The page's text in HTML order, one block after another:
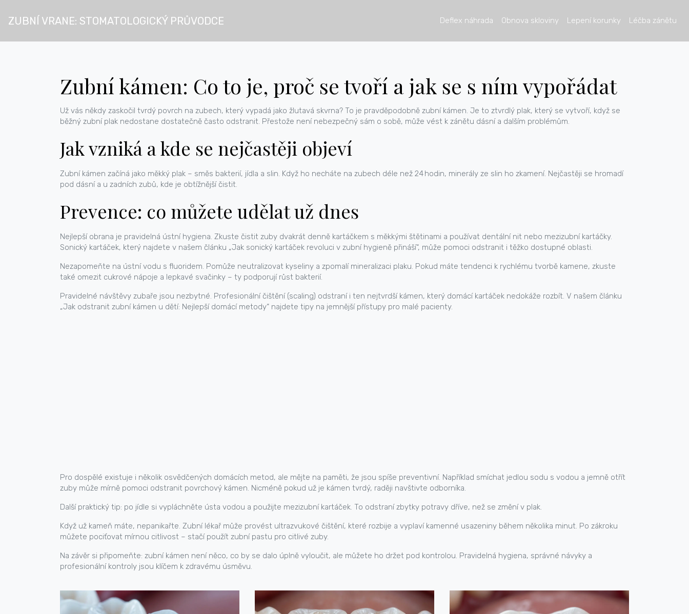
ZUBNÍ VRANE: STOMATOLOGICKÝ PRŮVODCE Deflex náhrada Obnova skloviny Lepení korunky Léčba zánětu
Zubní kámen: Co to je, proč se tvoří a jak se s ním vypořádat
Už vás někdy zaskočil tvrdý povrch na zubech, který vypadá jako žlutavá skvrna? To je pravděpodobně zubní kámen. Je to ztvrdlý plak, který se vytvoří, když se
běžný zubní plak nedostane dostatečně často odstranit. Přestože není nebezpečný sám o sobě, může vést k zánětu dásní a dalším problémům.
Jak vzniká a kde se nejčastěji objeví
Zubní kámen začíná jako měkký plak – směs bakterií, jídla a slin. Když ho necháte na zubech déle než 24 hodin, minerály ze slin ho zkamení. Nejčastěji se hromadí
pod dásní a u zadních zubů, kde je obtížnější čistit.
Prevence: co můžete udělat už dnes
Nejlepší obrana je pravidelná ústní hygiena. Zkuste čistit zuby dvakrát denně kartáčkem s měkkými štětinami a používat dentální nit nebo mezizubní kartáčky.
Sonický kartáček, který najdete v našem článku „Jak sonický kartáček revoluci v zubní hygieně přináší“, může pomoci odstranit i těžko dostupné oblasti.
Nezapomeňte na ústní vodu s fluoridem. Pomůže neutralizovat kyseliny a zpomalí mineralizaci plaku. Pokud máte tendenci k rychlému tvorbě kamene, zkuste
také omezit cukrové nápoje a lepkavé svačinky – ty podporují růst bakterií.
Pravidelné návštěvy zubaře jsou nezbytné. Profesionální čištění (scaling) odstraní i ten nejtvrdší kámen, který domácí kartáček nedokáže rozbít. V našem článku
„Jak odstranit zubní kámen u dětí: Nejlepší domácí metody“ najdete tipy na jemnější přístupy pro malé pacienty.
Pro dospělé existuje i několik osvědčených domácích metod, ale mějte na paměti, že jsou spíše preventivní. Například smíchat jedlou sodu s vodou a jemně otřít
zuby může mírně pomoci odstranit povrchový kámen. Nicméně pokud už je kámen tvrdý, raději navštivte odborníka.
Další praktický tip: po jídle si vypláchněte ústa vodou a použijte mezizubní kartáček. To odstraní zbytky potravy dříve, než se změní v plak.
Když už kameň máte, nepanikařte. Zubní lékař může provést ultrazvukové čištění, které rozbije a vyplaví kamenné usazeniny během několika minut. Po zákroku
můžete pociťovat mírnou citlivost – stačí použít zubní pastu pro citlivé zuby.
Na závěr si připomeňte: zubní kámen není něco, co by se dalo úplně vyloučit, ale můžete ho držet pod kontrolou. Pravidelná hygiena, správné návyky a
profesionální kontroly jsou klíčem k zdravému úsměvu.